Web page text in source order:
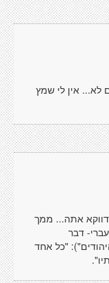
לא... אין לי שמץ
דווקא אתה... ממך
דבר
"כל אחד